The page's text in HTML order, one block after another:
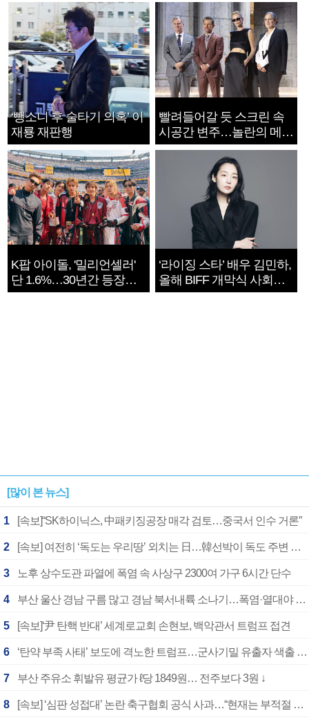
‘뺑소니 후 술타기 의혹’ 이
재룡 재판행
빨려들어갈 듯 스크린 속
시공간 변주…놀란의 메시
지는 ‘전쟁 속죄’
K팝 아이돌, '밀리언셀러'
단 1.6%…30년간 등장
1182개팀 전수조사
‘라이징 스타’ 배우 김민하,
올해 BIFF 개막식 사회자
확정
[많이 본 뉴스]
1 [속보]“SK하이닉스, 中패키징공장 매각 검토…중국서 인수 거론”
2 [속보] 여전히 ‘독도는 우리땅’ 외치는 日…韓선박이 독도 주변 해양조사 활동하자 반발
3 노후 상수도관 파열에 폭염 속 사상구 2300여 가구 6시간 단수
4 부산 울산 경남 구름 많고 경남 북서내륙 소나기…폭염·열대야 계속
5 [속보]‘尹 탄핵 반대’ 세계로교회 손현보, 백악관서 트럼프 접견
6 ‘탄약 부족 사태’ 보도에 격노한 트럼프…군사기밀 유출자 색출 지시
7 부산 주유소 휘발유 평균가 ℓ당 1849원… 전주보다 3원 ↓
8 [속보] ‘심판 성접대’ 논란 축구협회 공식 사과…“현재는 부적절 행위 없어”